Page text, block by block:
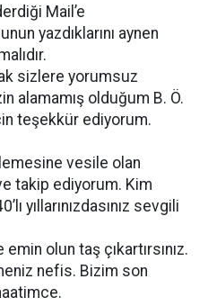
Mail’e
yazdıklarını aynen
sizlere yorumsuz
alamamış olduğum B. Ö.
teşekkür ediyorum.
vesile olan
takip ediyorum. Kim
yıllarınızdasınız sevgili
olun taş çıkartırsınız.
nefis. Bizim son